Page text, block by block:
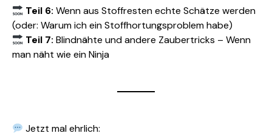
Teil 6: Wenn aus Stoffresten echte Schätze werden
(oder: Warum ich ein Stoffhortungsproblem habe)
Teil 7: Blindnähte und andere Zaubertricks – Wenn
man näht wie ein Ninja
Jetzt mal ehrlich: